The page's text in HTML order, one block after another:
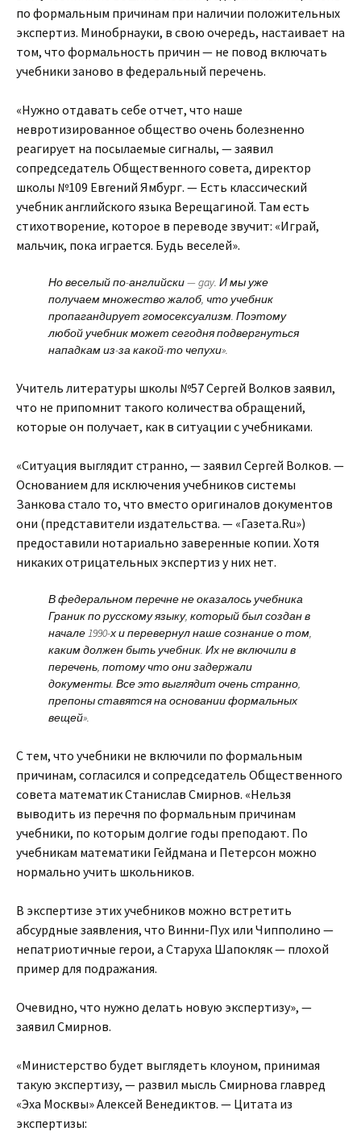
по формальным причинам при наличии положительных
экспертиз. Минобрнауки, в свою очередь, настаивает на
том, что формальность причин — не повод включать
учебники заново в федеральный перечень.
«Нужно отдавать себе отчет, что наше
невротизированное общество очень болезненно
реагирует на посылаемые сигналы, — заявил
сопредседатель Общественного совета, директор
школы №109 Евгений Ямбург. — Есть классический
учебник английского языка Верещагиной. Там есть
стихотворение, которое в переводе звучит: «Играй,
мальчик, пока играется. Будь веселей».
Но веселый по-английски — gay. И мы уже
получаем множество жалоб, что учебник
пропагандирует гомосексуализм. Поэтому
любой учебник может сегодня подвергнуться
нападкам из-за какой-то чепухи».
Учитель литературы школы №57 Сергей Волков заявил,
что не припомнит такого количества обращений,
которые он получает, как в ситуации с учебниками.
«Ситуация выглядит странно, — заявил Сергей Волков. —
Основанием для исключения учебников системы
Занкова стало то, что вместо оригиналов документов
они (представители издательства. — «Газета.Ru»)
предоставили нотариально заверенные копии. Хотя
никаких отрицательных экспертиз у них нет.
В федеральном перечне не оказалось учебника
Граник по русскому языку, который был создан в
начале 1990-х и перевернул наше сознание о том,
каким должен быть учебник. Их не включили в
перечень, потому что они задержали
документы. Все это выглядит очень странно,
препоны ставятся на основании формальных
вещей».
С тем, что учебники не включили по формальным
причинам, согласился и сопредседатель Общественного
совета математик Станислав Смирнов. «Нельзя
выводить из перечня по формальным причинам
учебники, по которым долгие годы преподают. По
учебникам математики Гейдмана и Петерсон можно
нормально учить школьников.
В экспертизе этих учебников можно встретить
абсурдные заявления, что Винни-Пух или Чипполино —
непатриотичные герои, а Старуха Шапокляк — плохой
пример для подражания.
Очевидно, что нужно делать новую экспертизу», —
заявил Смирнов.
«Министерство будет выглядеть клоуном, принимая
такую экспертизу, — развил мысль Смирнова главред
«Эха Москвы» Алексей Венедиктов. — Цитата из
экспертизы: